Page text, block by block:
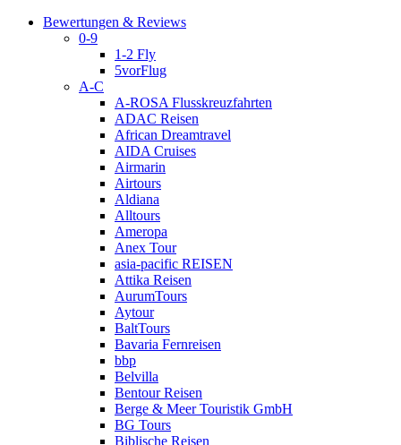
Bewertungen & Reviews
0-9
1-2 Fly
5vorFlug
A-C
A-ROSA Flusskreuzfahrten
ADAC Reisen
African Dreamtravel
AIDA Cruises
Airmarin
Airtours
Aldiana
Alltours
Ameropa
Anex Tour
asia-pacific REISEN
Attika Reisen
AurumTours
Aytour
BaltTours
Bavaria Fernreisen
bbp
Belvilla
Bentour Reisen
Berge & Meer Touristik GmbH
BG Tours
Biblische Reisen